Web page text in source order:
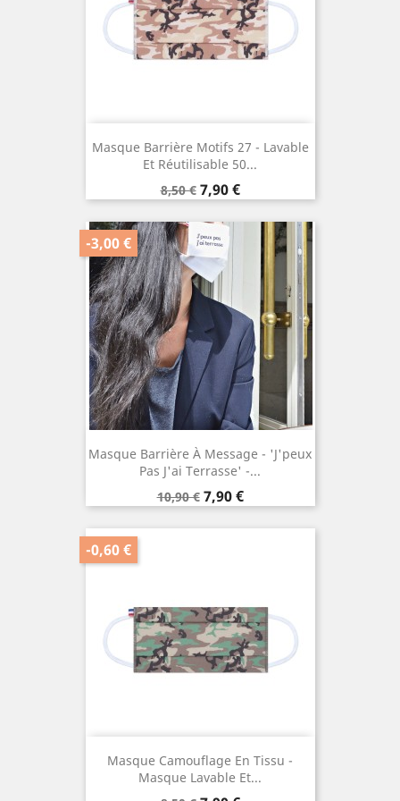
Masque Barrière Motifs 27 - Lavable
Et Réutilisable 50...
Prix
de
base
8,50 € Prix
7,90 €
Masque Barrière À Message - 'J'peux
Pas J'ai Terrasse' -...
Prix
de
base
10,90 €
-3,00 €
Prix
7,90 €
Masque Camouflage En Tissu -
Masque Lavable Et...
-0,60 €